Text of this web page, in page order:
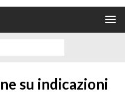
su indicazioni